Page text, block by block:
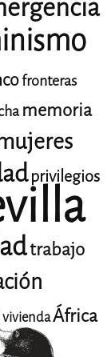
fronteras
memoria
privilegios
trabajo
viviendaÁfrica